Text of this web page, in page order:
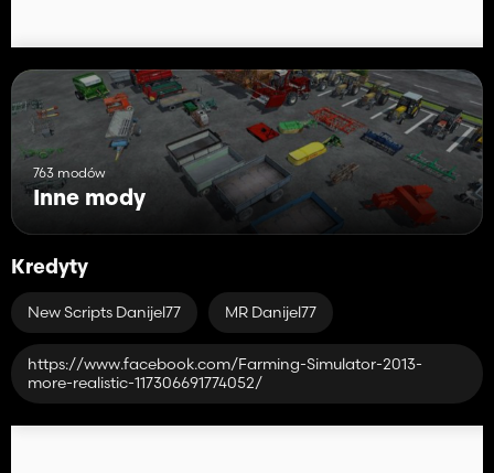
763 modów
Inne mody
Kredyty
New Scripts Danijel77 MR Danijel77
https://www.facebook.com/Farming-Simulator-2013-
more-realistic-117306691774052/